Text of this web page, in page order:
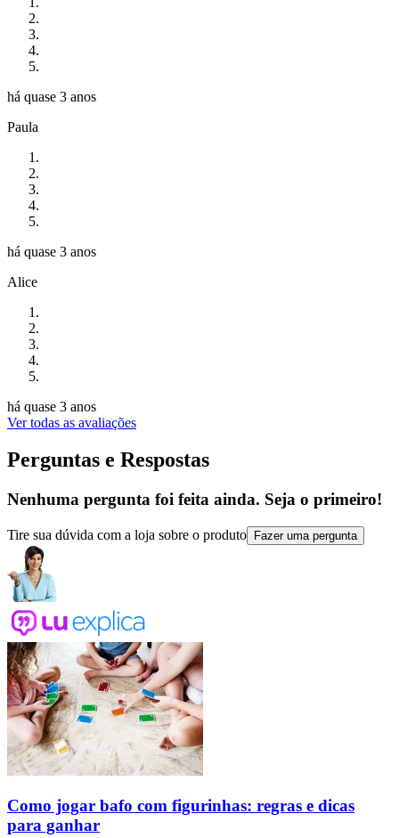
há quase 3 anos
Paula
há quase 3 anos
Alice
há quase 3 anos
Ver todas as avaliações
Perguntas e Respostas
Nenhuma pergunta foi feita ainda. Seja o primeiro!
Tire sua dúvida com a loja sobre o produto Fazer uma pergunta
Como jogar bafo com figurinhas: regras e dicas
para ganhar